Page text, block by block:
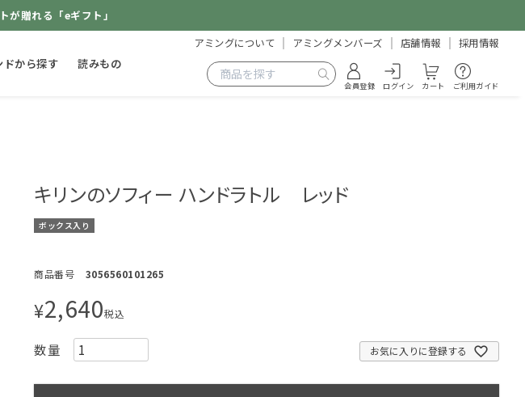
が贈れる「eギフト」
ドから探す 読みもの
アミングについて アミングメンバーズ 店舗情報 採用情報
会員登録 ログイン カート ご利用ガイド
キリンのソフィー ハンドラトル レッド
ボックス入り
商品番号 3056560101265
¥2,640税込
お気に入りに登録する